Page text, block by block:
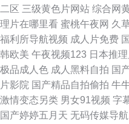
二区 三级黄色片网站 综合网
理片在哪里看 蜜桃午夜网 久
福利所导航视频 成人片免费
韩欧美 午夜视频123 日本推
极品成人色 成人黑料自拍 国
片影院 国产精品自拍偷拍 牛
激情变态另类 男女91视频 字
国产婷婷五月天 无码传媒导航